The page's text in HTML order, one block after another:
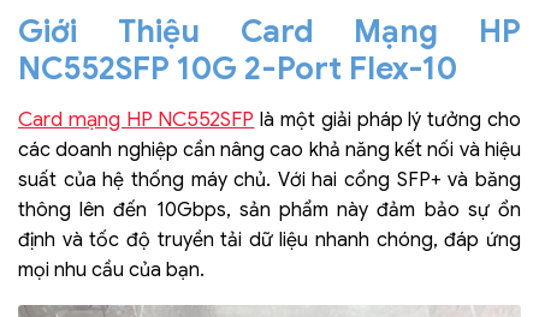
Giới Thiệu Card Mạng HP
NC552SFP 10G 2-Port Flex-10
Card mạng HP NC552SFP là một giải pháp lý tưởng cho
các doanh nghiệp cần nâng cao khả năng kết nối và hiệu
suất của hệ thống máy chủ. Với hai cổng SFP+ và băng
thông lên đến 10Gbps, sản phẩm này đảm bảo sự ổn
định và tốc độ truyền tải dữ liệu nhanh chóng, đáp ứng
mọi nhu cầu của bạn.